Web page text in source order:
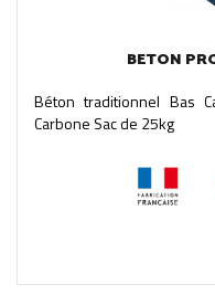
BETON
Béton traditionnel Bas
Carbone Sac de 25kg